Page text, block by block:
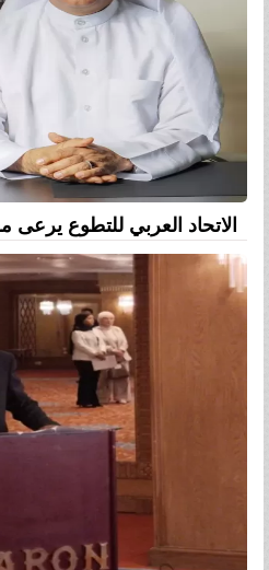
الاتحاد العربي للتطوع يرعى